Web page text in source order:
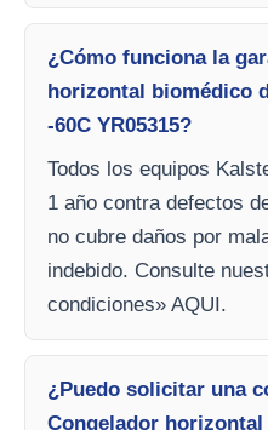
¿Cómo funciona la
horizontal biomédico
-60C YR05315?
Todos los equipos
1 año contra defectos
no cubre daños por
indebido. Consulte
condiciones» AQUI.
¿Puedo solicitar una
Congelador